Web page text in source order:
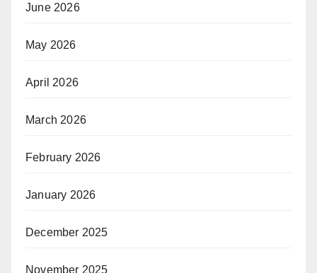
June 2026
May 2026
April 2026
March 2026
February 2026
January 2026
December 2025
November 2025